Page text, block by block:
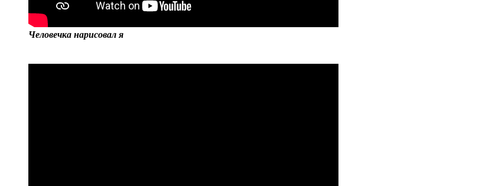
Человечка нарисовал я